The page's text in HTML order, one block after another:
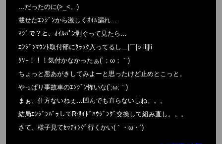
…だったのに(>_<。)
載せたｴﾝｼﾞﾝから激しくｵｲﾙ漏れ…
ﾏｼﾞで？と、ｵｲﾙﾊﾟﾝ剥ぐって見たら…
ｴﾝｼﾞﾝﾏｳﾝﾄ取付部にｸﾗｯｸ入ってるし＿|￣|○ il||li
ｸｿｰ！！！気付かなかったぁ(´；ω；｀)
ちょっと悪あがきしてみよーと思ったけど止めとこっと。
やっぱり事故車のｴﾝｼﾞﾝ怖いな(´;ω;｀)
まぁ、仕方ないねぇ…凹んでも直らないしね。。。
結局ｴﾝｼﾞﾝﾊﾞﾗしてRrｻｲﾄﾞﾊｳｼﾞﾝｸﾞ交換して組み直し。。。
さて、様子見てｾｯﾃｨﾝｸﾞ行くかい(｀・ω・´)